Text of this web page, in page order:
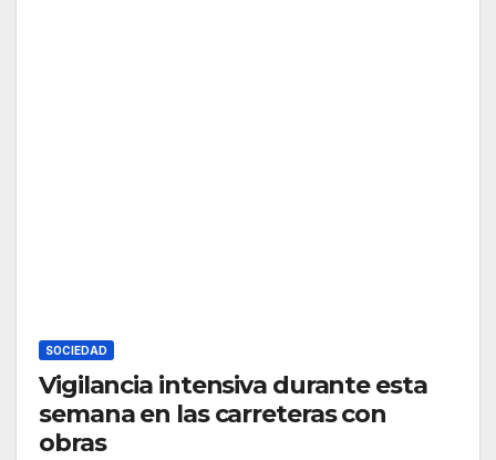
SOCIEDAD
Vigilancia intensiva durante esta
semana en las carreteras con
obras